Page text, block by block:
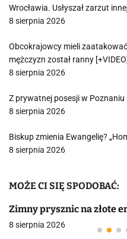
Wrocławia. Usłyszał zarzut
8 sierpnia 2026
Obcokrajowcy mieli
mężczyzn został ranny [+VIDEO]
8 sierpnia 2026
Z prywatnej posesji w
8 sierpnia 2026
Biskup zmienia Ewangelię?
8 sierpnia 2026
MOŻE CI SIĘ SPODOBAĆ:
Zimny prysznic na złote
8 sierpnia 2026